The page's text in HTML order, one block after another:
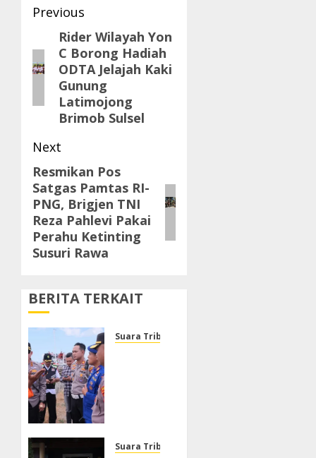
Post
navigation
Previous
Previous
post:
Rider Wilayah Yon
C Borong Hadiah
ODTA Jelajah Kaki
Gunung
Latimojong
Brimob Sulsel
Next
Next
post:
Resmikan Pos
Satgas Pamtas RI-
PNG, Brigjen TNI
Reza Pahlevi Pakai
Perahu Ketinting
Susuri Rawa
BERITA TERKAIT
Suara Tribrata
Cepat
Suara Tribrata